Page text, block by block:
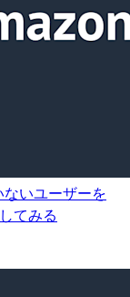
いユーザーを
てみる